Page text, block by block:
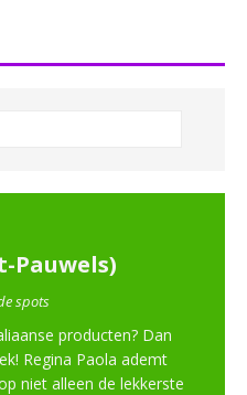
Pauwels)
spots
producten? Dan
Regina Paola ademt
niet alleen de lekkerste